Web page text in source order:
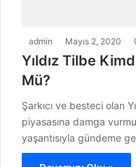
admin Mayıs 2, 2020
Yıldız Tilbe
Mü?
Şarkıcı ve besteci olan
piyasasına damga
yaşantısıyla gündeme